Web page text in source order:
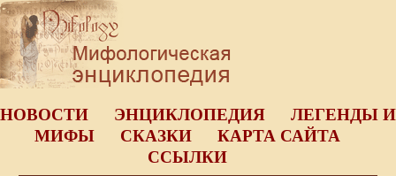
НОВОСТИ ЭНЦИКЛОПЕДИЯ
ЛЕГЕНДЫ И
МИФЫ
СКАЗКИ
КАРТА САЙТА
ССЫЛКИ